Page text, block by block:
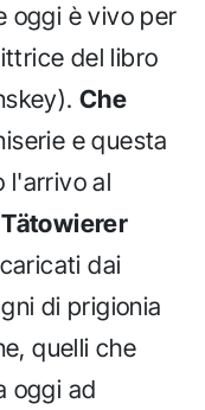
oggi è vivo per
del libro
Che
e questa
l'arrivo al
Tätowierer
dai
di prigionia
quelli che
oggi ad